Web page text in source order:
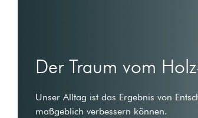
Der Traum vom
Unser Alltag ist das Ergebnis von
maßgeblich verbessern können.